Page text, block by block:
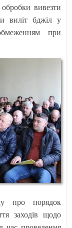
вивезти
виліт бджіл у
при
про порядок
заходів щодо